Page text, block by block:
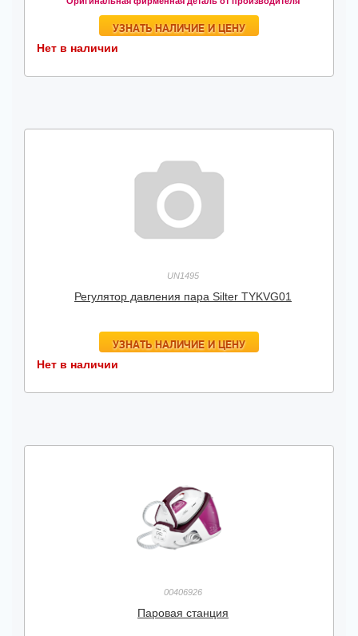
УЗНАТЬ НАЛИЧИЕ И ЦЕНУ
Нет в наличии
UN1495
Регулятор давления пара Silter TYKVG01
УЗНАТЬ НАЛИЧИЕ И ЦЕНУ
Нет в наличии
00406926
Паровая станция